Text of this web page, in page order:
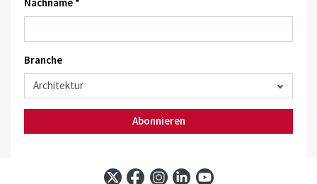
Nachname *
Branche
Abonnieren